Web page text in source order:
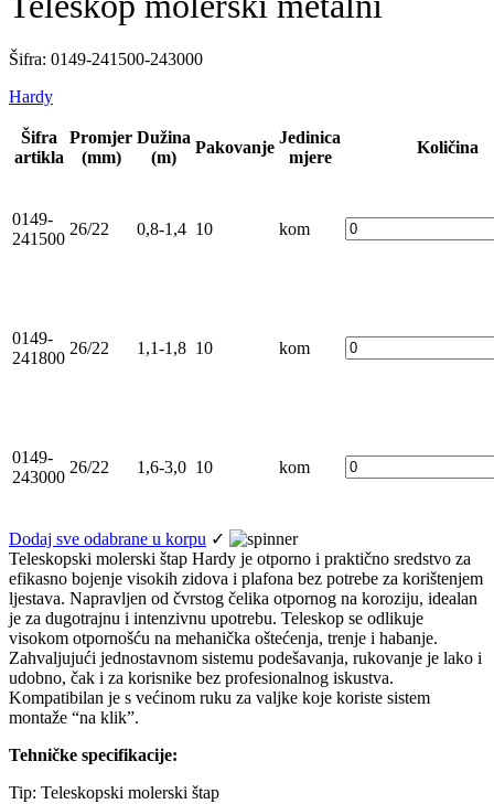
Šifra: 0149-241500-243000
Hardy
Šifra
artikla
Promjer
(mm)
Dužina
(m)
Pakovanje
Jedinica
mjere
Količina
0149-
241500
26/22 0,8-1,4 10 kom
0149-
241800
26/22 1,1-1,8 10 kom
0149-
243000
26/22 1,6-3,0 10 kom
Dodaj sve odabrane u korpu ✓
Teleskopski molerski štap Hardy je otporno i praktično sredstvo za
efikasno bojenje visokih zidova i plafona bez potrebe za korištenjem
ljestava. Napravljen od čvrstog čelika otpornog na koroziju, idealan
je za dugotrajnu i intenzivnu upotrebu. Teleskop se odlikuje
visokom otpornošću na mehanička oštećenja, trenje i habanje.
Zahvaljujući jednostavnom sistemu podešavanja, rukovanje je lako i
udobno, čak i za korisnike bez profesionalnog iskustva.
Kompatibilan je s većinom ruku za valjke koje koriste sistem
montaže “na klik”.
Tehničke specifikacije:
Tip: Teleskopski molerski štap